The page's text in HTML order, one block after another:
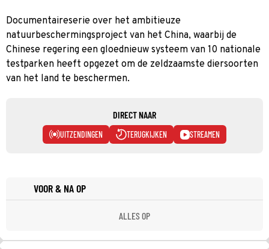
Documentaireserie over het ambitieuze
natuurbeschermingsproject van het China, waarbij de
Chinese regering een gloednieuw systeem van 10 nationale
testparken heeft opgezet om de zeldzaamste diersoorten
van het land te beschermen.
DIRECT NAAR
UITZENDINGEN TERUGKIJKEN STREAMEN
VOOR & NA OP
ALLES OP